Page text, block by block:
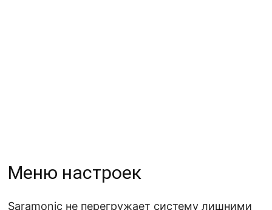
Меню настроек
Saramonic не перегружает систему лишними